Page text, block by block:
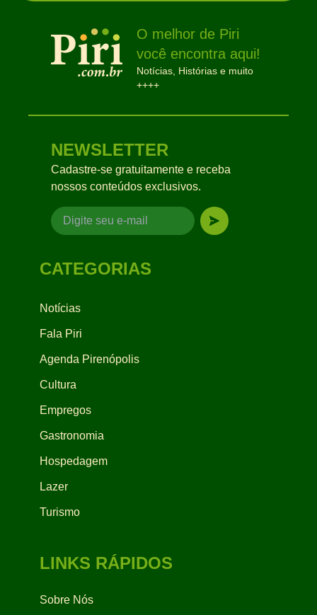
O melhor de Piri
você encontra aqui!
Notícias, Histórias e muito
++++
NEWSLETTER
Cadastre-se gratuitamente e receba
nossos conteúdos exclusivos.
CATEGORIAS
Notícias
Fala Piri
Agenda Pirenópolis
Cultura
Empregos
Gastronomia
Hospedagem
Lazer
Turismo
LINKS RÁPIDOS
Sobre Nós